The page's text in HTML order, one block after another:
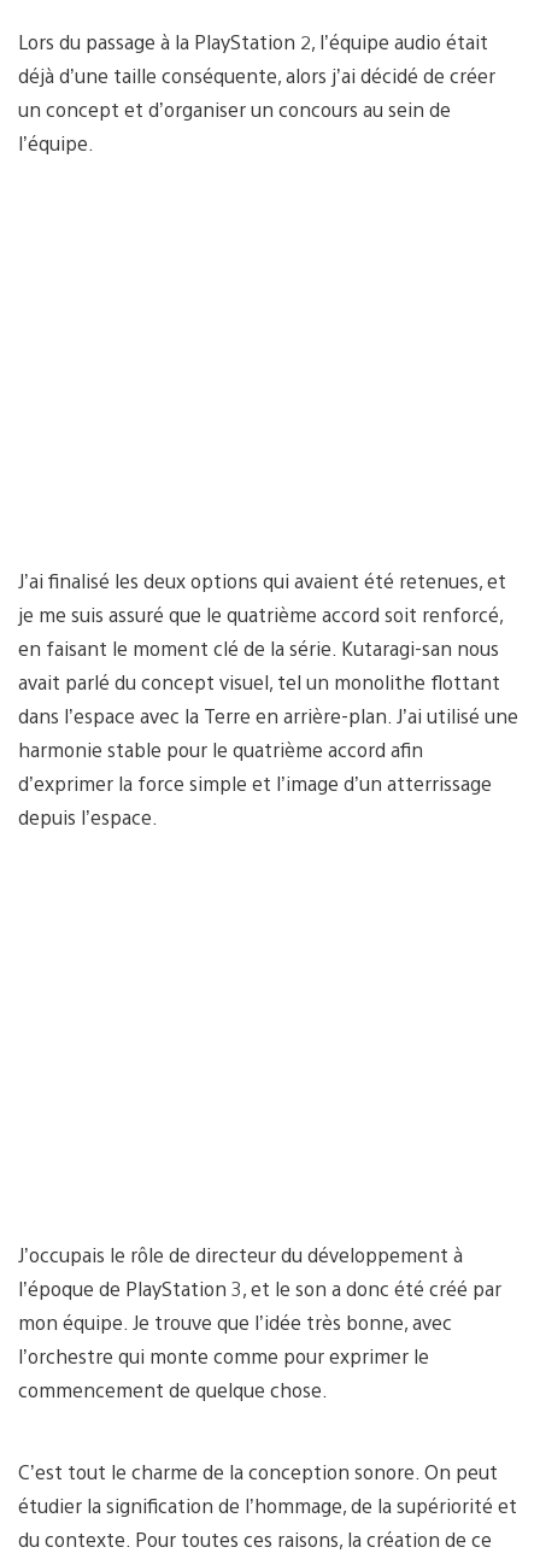
Lors du passage à la PlayStation 2, l’équipe audio était
déjà d’une taille conséquente, alors j’ai décidé de créer
un concept et d’organiser un concours au sein de
l’équipe.
J’ai finalisé les deux options qui avaient été retenues, et
je me suis assuré que le quatrième accord soit renforcé,
en faisant le moment clé de la série. Kutaragi-san nous
avait parlé du concept visuel, tel un monolithe flottant
dans l’espace avec la Terre en arrière-plan. J’ai utilisé une
harmonie stable pour le quatrième accord afin
d’exprimer la force simple et l’image d’un atterrissage
depuis l’espace.
J’occupais le rôle de directeur du développement à
l’époque de PlayStation 3, et le son a donc été créé par
mon équipe. Je trouve que l’idée très bonne, avec
l’orchestre qui monte comme pour exprimer le
commencement de quelque chose.
C’est tout le charme de la conception sonore. On peut
étudier la signification de l’hommage, de la supériorité et
du contexte. Pour toutes ces raisons, la création de ce